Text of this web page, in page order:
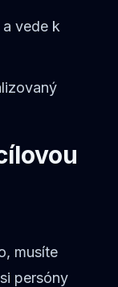
vede k
musíte
persóny